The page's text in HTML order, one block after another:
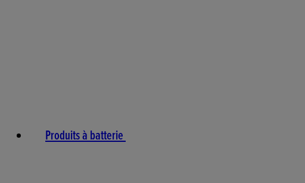
Produits à batterie